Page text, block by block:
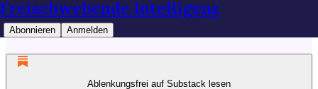
Freischwebende Intelligenz
Abonnieren Anmelden
Ablenkungsfrei auf Substack lesen